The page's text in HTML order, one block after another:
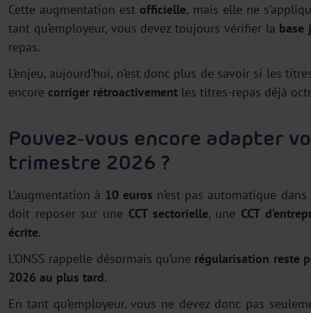
Cette augmentation est officielle, mais elle ne
tant qu’employeur, vous devez toujours vérifier la base
repas.
L’enjeu, aujourd’hui, n’est donc plus de savoir si les
encore corriger rétroactivement les titres-repas déjà
Pouvez-vous encore adapter
trimestre 2026 ?
L’augmentation à 10 euros n’est pas automatique
doit reposer sur une CCT sectorielle, une CCT
écrite.
L’ONSS rappelle désormais qu’une régularisation reste
2026 au plus tard.
En tant qu’employeur, vous ne devez donc pas